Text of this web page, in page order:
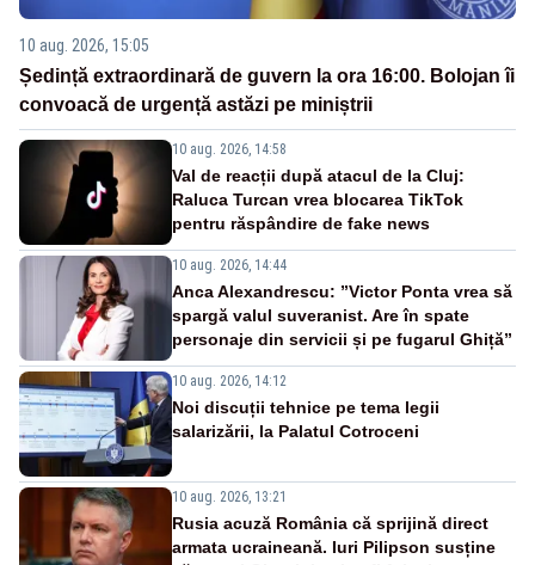
10 aug. 2026, 15:05
Ședință extraordinară de guvern la ora 16:00. Bolojan îi
convoacă de urgență astăzi pe miniștrii
10 aug. 2026, 14:58
Val de reacții după atacul de la Cluj:
Raluca Turcan vrea blocarea TikTok
pentru răspândire de fake news
10 aug. 2026, 14:44
Anca Alexandrescu: ”Victor Ponta vrea să
spargă valul suveranist. Are în spate
personaje din servicii și pe fugarul Ghiță”
10 aug. 2026, 14:12
Noi discuții tehnice pe tema legii
salarizării, la Palatul Cotroceni
10 aug. 2026, 13:21
Rusia acuză România că sprijină direct
armata ucraineană. Iuri Pilipson susține